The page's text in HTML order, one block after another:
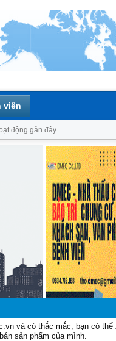
và có thắc mắc, bạn có
sản phẩm của mình.
viên
động gần đây